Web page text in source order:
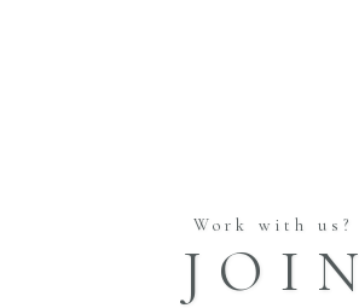
Work with us?
JOIN